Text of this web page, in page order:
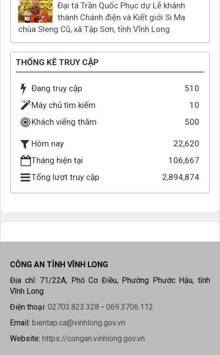
Đại tá Trần Quốc Phục dự Lễ khánh
thành Chánh điện và Kiết giới Si Ma
chùa Sleng Cũ, xã Tập Sơn, tỉnh Vĩnh Long
THỐNG KÊ TRUY CẬP
Đang truy cập
510
Máy chủ tìm kiếm
10
Khách viếng thăm
500
Hôm nay
22,620
Tháng hiện tại
106,667
Tổng lượt truy cập
2,894,874
CÔNG AN TỈNH VĨNH LONG
Địa chỉ: 71/22A, Phó Cơ Điều, Phường Phước Hậu, tỉnh
Vĩnh Long
Điện thoại: 02703.823.328 - 069.3706.112
Email: bientap.ca@vinhlong.gov.vn
Website: https://congan.vinhlong.gov.vn